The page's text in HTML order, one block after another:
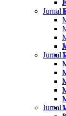
Jurnal
Jurnal
Jurnal